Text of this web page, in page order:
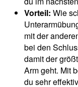
Vorteil: Wie
mit der
bei den
damit der
Arm geht. Mit
du sehr effektiv